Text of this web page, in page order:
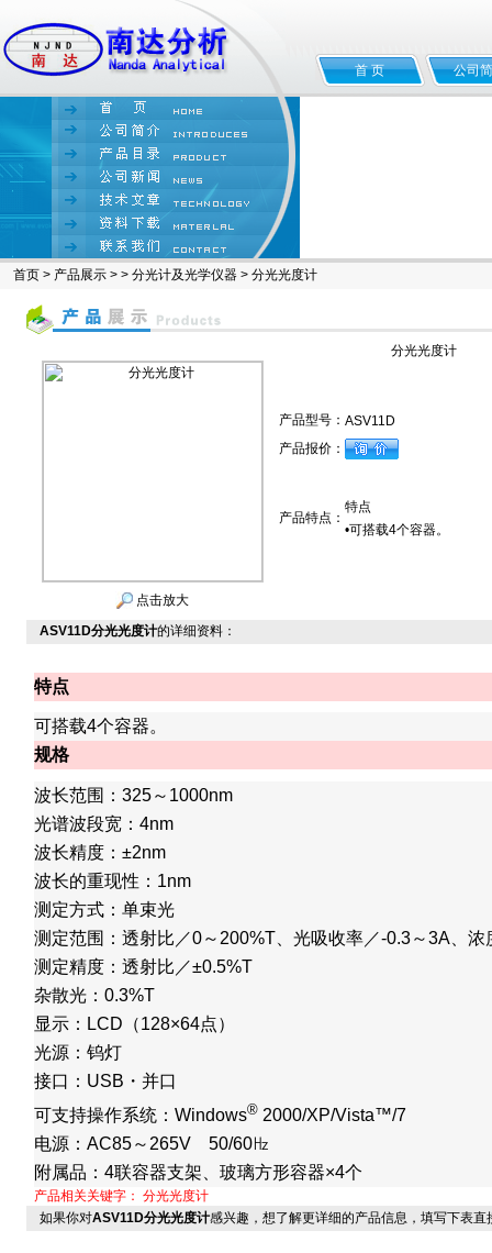
首 页 公司
首页 > 产品展示 > > 分光计及光学仪器 > 分光光度计
分光光度计
点击放大
产品型号： ASV11D
产品报价：
产品特点：
特点
•可搭载4个容器。
ASV11D分光光度计的详细资料：
特点
可搭载4个容器。
规格
波长范围：325～1000nm
光谱波段宽：4nm
波长精度：±2nm
波长的重现性：1nm
测定方式：单束光
测定范围：透射比／0～200%T、光吸收率／-0.3～3A、浓
测定精度：透射比／±0.5%T
杂散光：0.3%T
显示：LCD（128×64点）
光源：钨灯
接口：USB ・ 并口
可支持操作系统：Windows® 2000/XP/Vista™/7
电源：AC85～265V 50/60㎐
附属品：4联容器支架、玻璃方形容器×4个
产品相关关键字： 分光光度计
如果你对ASV11D分光光度计感兴趣，想了解更详细的产品信息，填写下表直